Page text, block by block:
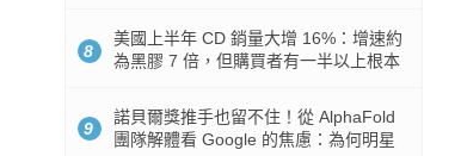
8
美國上半年 CD 銷量大增 16%：增速約
為黑膠 7 倍，但購買者有一半以上根本
9
諾貝爾獎推手也留不住！從 AlphaFold
團隊解體看 Google 的焦慮：為何明星